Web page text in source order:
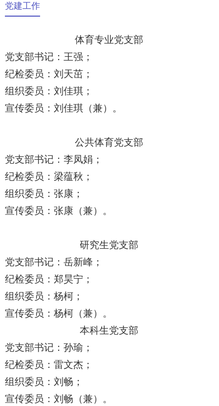
党建工作
体育专业党支部
党支部书记：王强；
纪检委员：刘天茁；
组织委员：刘佳琪；
宣传委员：刘佳琪（兼）。
公共体育党支部
党支部书记：李凤娟；
纪检委员：梁蕴秋；
组织委员：张康；
宣传委员：张康（兼）。
研究生党支部
党支部书记：岳新峰；
纪检委员：郑昊宁；
组织委员：杨柯；
宣传委员：杨柯（兼）。
本科生党支部
党支部书记：孙瑜；
纪检委员：雷文杰；
组织委员：刘畅；
宣传委员：刘畅（兼）。